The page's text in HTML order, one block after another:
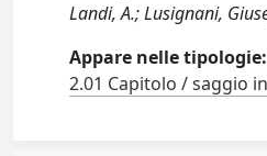
Landi, A.; Lusignani,
Appare nelle tipologie:
2.01 Capitolo / saggio